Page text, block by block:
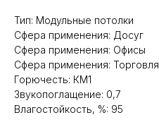
Тип: Модульные потолки
Сфера применения: Досуг
Сфера применения: Офисы
Сфера применения: Торговля
Горючесть: КМ1
Звукопоглащение: 0,7
Влагостойкость, %: 95